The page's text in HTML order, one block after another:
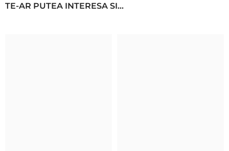
TE-AR PUTEA INTERESA SI...